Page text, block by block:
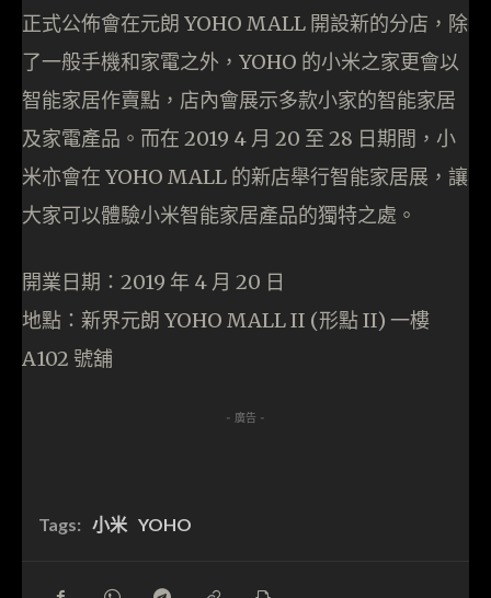
正式公佈會在元朗 YOHO MALL 開設新的分店，除
了一般手機和家電之外，YOHO 的小米之家更會以
智能家居作賣點，店內會展示多款小家的智能家居
及家電產品。而在 2019 4 月 20 至 28 日期間，小
米亦會在 YOHO MALL 的新店舉行智能家居展，讓
大家可以體驗小米智能家居產品的獨特之處。
開業日期：2019 年 4 月 20 日
地點：新界元朗 YOHO MALL II (形點 II) 一樓
A102 號舖
- 廣告 -
Tags: 小米 YOHO